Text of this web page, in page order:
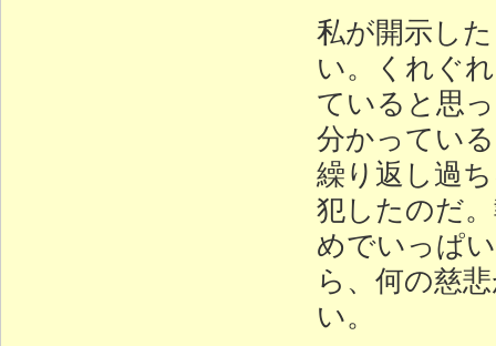
私が開示し
い。くれぐ
ていると思
分かってい
繰り返し過
犯したのだ
めでいっぱ
ら、何の慈
い。